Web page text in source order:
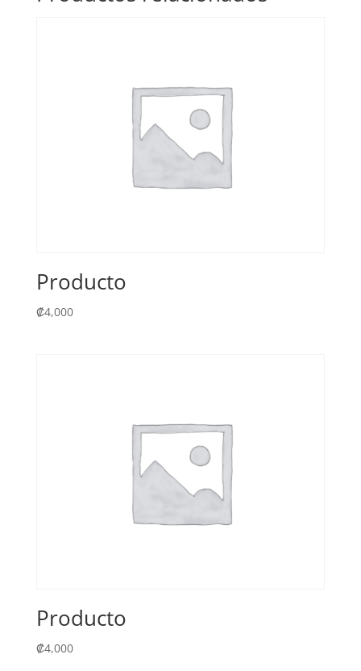
Producto
₡4,000
Producto
₡4,000